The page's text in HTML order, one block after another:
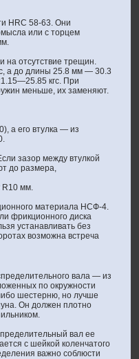
HRС 58-63. Они
или с торцем
на отсутствие трещин.
а до длины 25.8 мм — 30.3
кгс. При
меньше, их заменяют.
а его втулка — из
зазор между втулкой
до размера,
R10 мм.
материала НСФ-4.
фрикционного диска
устанавливать без
возможна встреча
вала — из
по окружности
шестерню, но лучше
Он должен плотно
вал ее
с шейкой коленчатого
важно соблюсти